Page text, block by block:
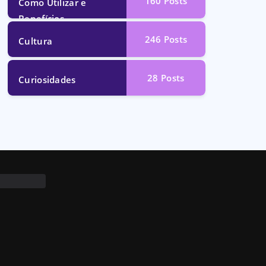
Como Utilizar e
Benefícios
Cultura 246 Posts
Curiosidades 28 Posts